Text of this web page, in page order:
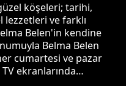
köşeleri; tarihi,
lezzetleri ve farklı
Belen'in kendine
Belma Belen
cumartesi ve pazar
TV ekranlarında…